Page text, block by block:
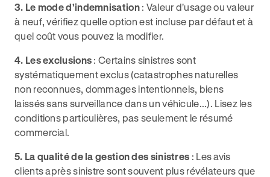
3. Le mode d'indemnisation: Valeur d'usage ou valeur
à neuf, vérifiez quelle option est incluse par défaut et à
quel coût vous pouvez la modifier.
4. Les exclusions : Certains sinistres sont
systématiquement exclus (catastrophes naturelles
non reconnues, dommages intentionnels, biens
laissés sans surveillance dans un véhicule...). Lisez les
conditions particulières, pas seulement le résumé
commercial.
5. La qualité de la gestion des sinistres : Les avis
clients après sinistre sont souvent plus révélateurs que